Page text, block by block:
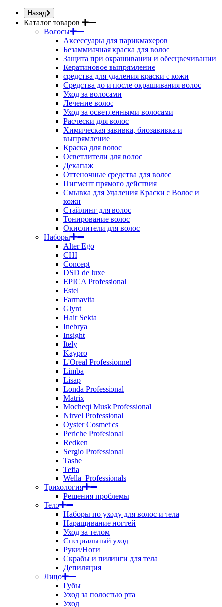
Назад
Каталог товаров
Волосы
Аксессуары для парикмахеров
Безаммиачная краска для волос
Защита при окрашивании и обесцвечивании
Кератиновое выпрямление
средства для удаления краски с кожи
Средства до и после окрашивания волос
Уход за волосами
Лечение волос
Уход за осветленными волосами
Расчески для волос
Химическая завивка, биозавивка и
выпрямление
Краска для волос
Осветлители для волос
Декапаж
Оттеночные средства для волос
Пигмент прямого действия
Смывка для Удаления Краски с Волос и
кожи
Стайлинг для волос
Тонирование волос
Окислители для волос
Наборы
Alter Ego
CHI
Concept
DSD de luxe
EPICA Professional
Estel
Farmavita
Glynt
Hair Sekta
Inebrya
Insight
Itely
Kaypro
L'Oreal Professionnel
Limba
Lisap
Londa Professional
Matrix
Mocheqi Musk Professional
Nirvel Professional
Oyster Cosmetics
Periche Profesional
Redken
Sergio Professional
Tashe
Tefia
Wella_Professionals
Трихология
Решения проблемы
Тело
Наборы по уходу для волос и тела
Наращивание ногтей
Уход за телом
Специальный уход
Руки/Ноги
Скрабы и пилинги для тела
Депиляция
Лицо
Губы
Уход за полостью рта
Уход